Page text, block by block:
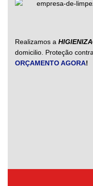
Realizamos a
domicilio. Proteção
ORÇAMENTO AGORA!